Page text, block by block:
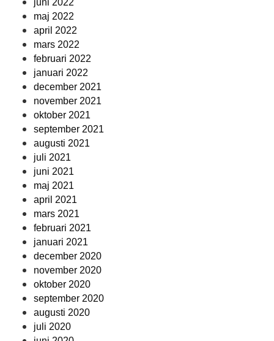
juni 2022
maj 2022
april 2022
mars 2022
februari 2022
januari 2022
december 2021
november 2021
oktober 2021
september 2021
augusti 2021
juli 2021
juni 2021
maj 2021
april 2021
mars 2021
februari 2021
januari 2021
december 2020
november 2020
oktober 2020
september 2020
augusti 2020
juli 2020